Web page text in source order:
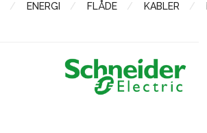
ENERGI FLÅDE KABLER